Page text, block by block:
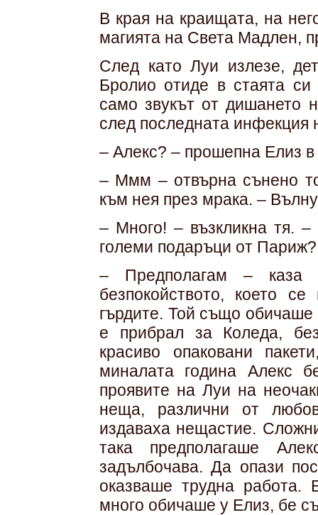
В края на краищата, на
магията на Света Мадлен,
След като Луи излезе,
Бролио отиде в стаята
само звукът от дишането
след последната инфекция
– Алекс? – прошепна Елиз
– Ммм – отвърна сънено
към нея през мрака. –
– Много! – възкликна тя.
големи подаръци от
– Предполагам –
безпокойството, което
гърдите. Той също
е прибрал за Коледа,
красиво опаковани
миналата година Алекс
проявите на Луи на
неща, различни от
издаваха нещастие.
така предполагаше
задълбочава. Да опази
оказваше трудна
много обичаше у Елиз, бе